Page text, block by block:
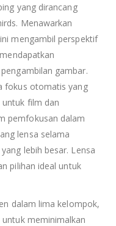
yang dirancang
Menawarkan
mengambil perspektif
gambar.
fokus otomatis yang
film dan
pemfokusan dalam
lensa selama
lebih besar. Lensa
pilihan ideal untuk
dalam lima kelompok,
meminimalkan